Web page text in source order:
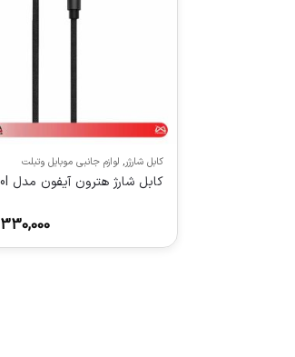
کابل شارژر, لوازم جانبی موبایل وتبلت
کابل شارژ هترون آیفون مدل HC180I
330,000